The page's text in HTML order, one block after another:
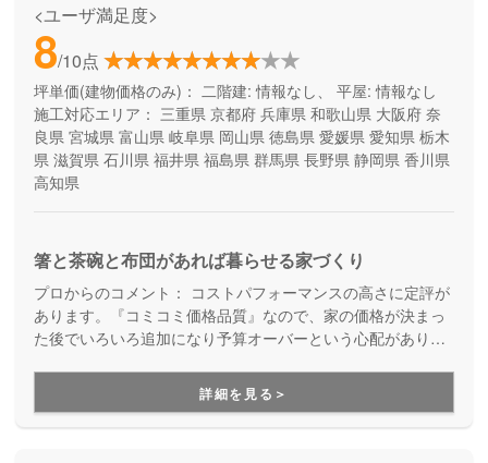
<ユーザ満足度>
8/10点
坪単価(建物価格のみ)： 二階建: 情報なし、 平屋: 情報なし
施工対応エリア： 三重県 京都府 兵庫県 和歌山県 大阪府 奈
良県 宮城県 富山県 岐阜県 岡山県 徳島県 愛媛県 愛知県 栃木
県 滋賀県 石川県 福井県 福島県 群馬県 長野県 静岡県 香川県
高知県
箸と茶碗と布団があれば暮らせる家づくり
プロからのコメント： コストパフォーマンスの高さに定評が
あります。『コミコミ価格品質』なので、家の価格が決まっ
た後でいろいろ追加になり予算オーバーという心配がありま
詳細を見る＞